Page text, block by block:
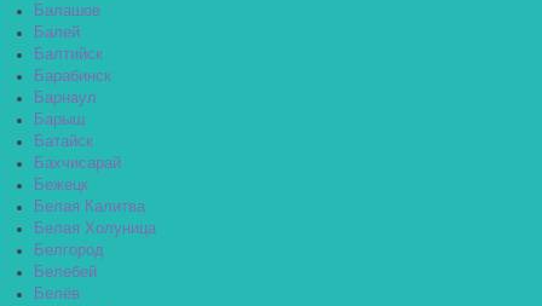
Балашов
Балей
Балтийск
Барабинск
Барнаул
Барыш
Батайск
Бахчисарай
Бежецк
Белая Калитва
Белая Холуница
Белгород
Белебей
Белёв